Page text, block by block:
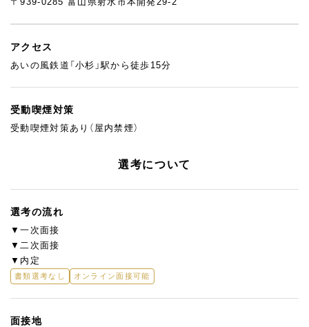
アクセス
あいの風鉄道「小杉」駅から徒歩15分
受動喫煙対策
受動喫煙対策あり（屋内禁煙）
選考について
選考の流れ
▼一次面接
▼二次面接
▼内定
書類選考なし オンライン面接可能
面接地